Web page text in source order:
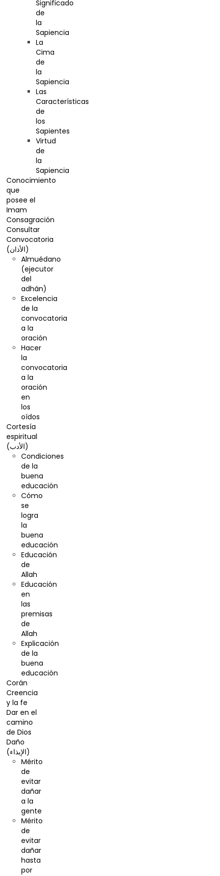
Significado
de
la
Sapiencia
La
Cima
de
la
Sapiencia
Las
Características
de
los
Sapientes
Virtud
de
la
Sapiencia
Conocimiento
que
posee el
Imam
Consagración
Consultar
Convocatoria
(الأذان)
Almuédano
(ejecutor
del
adhán)
Excelencia
de la
convocatoria
a la
oración
Hacer
la
convocatoria
a la
oración
en
los
oídos
Cortesía
espiritual
(الأدب)
Condiciones
de la
buena
educación
Cómo
se
logra
la
buena
educación
Educación
de
Allah
Educación
en
las
premisas
de
Allah
Explicación
de la
buena
educación
Corán
Creencia
y la fe
Dar en el
camino
de Dios
Daño
(الإيذاء)
Mérito
de
evitar
dañar
a la
gente
Mérito
de
evitar
dañar
hasta
por